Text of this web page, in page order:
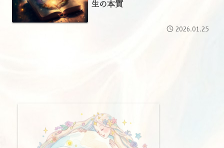
生の本質
2026.01.25